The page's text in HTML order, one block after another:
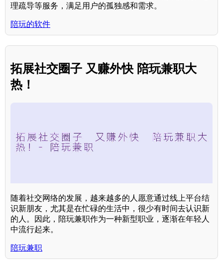
理疏导等服务，满足用户的孤独感和需求。
陪玩的软件
拓展社交圈子 又赚外快 陪玩兼职大
热！
随着社交网络的发展，越来越多的人愿意通过线上平台结
识新朋友，尤其是在忙碌的生活中，很少有时间去认识新
的人。因此，陪玩兼职作为一种新型职业，逐渐在年轻人
中流行起来。
陪玩兼职